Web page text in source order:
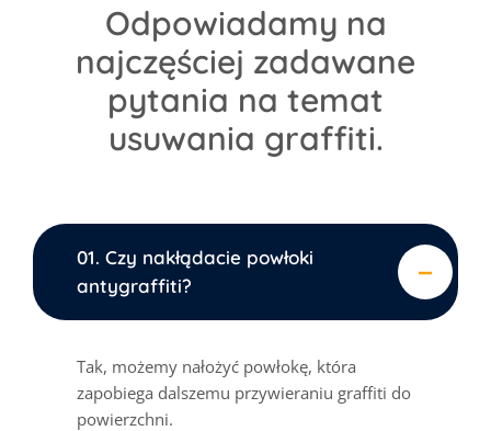
Odpowiadamy na
najczęściej zadawane
pytania na temat
usuwania graffiti.
01. Czy nakłądacie powłoki
antygraffiti?
Tak, możemy nałożyć powłokę, która
zapobiega dalszemu przywieraniu graffiti do
powierzchni.